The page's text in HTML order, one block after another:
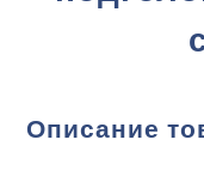
Описание